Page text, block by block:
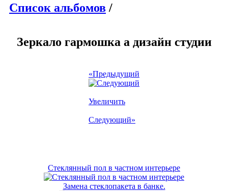
Список альбомов /
Зеркало гармошка а дизайн студии
«Предыдущий
Увеличить
Следующий»
Стеклянный пол в частном интерьере
Замена стеклопакета в банке.